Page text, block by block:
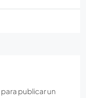
para publicar un